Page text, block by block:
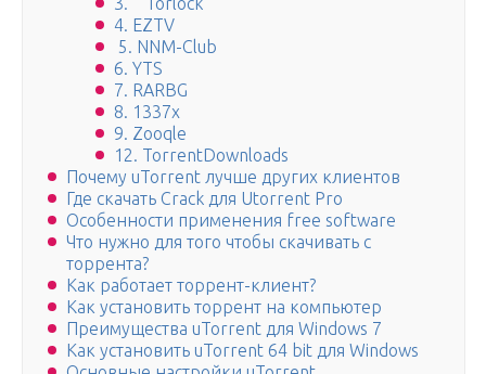
4. EZTV
5. NNM-Club
6. YTS
7. RARBG
8. 1337x
9. Zooqle
12. TorrentDownloads
Почему uTorrent лучше других клиентов
Где скачать Crack для Utorrent Pro
Особенности применения free software
Что нужно для того чтобы скачивать с
торрента?
Как работает торрент-клиент?
Как установить торрент на компьютер
Преимущества uTorrent для Windows 7
Как установить uTorrent 64 bit для Windows